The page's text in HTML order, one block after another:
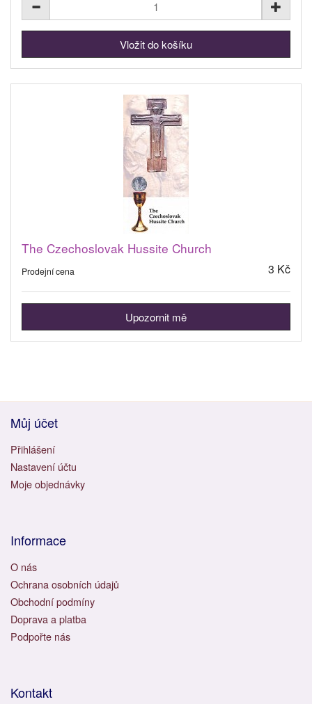
The Czechoslovak Hussite Church
Prodejní cena 3 Kč
Upozornit mě
Můj účet
Přihlášení
Nastavení účtu
Moje objednávky
Informace
O nás
Ochrana osobních údajů
Obchodní podmíny
Doprava a platba
Podpořte nás
Kontakt